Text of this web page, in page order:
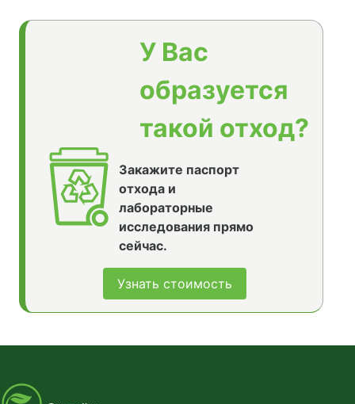
У Вас
образуется
такой отход?
Закажите паспорт
отхода и
лабораторные
исследования прямо
сейчас.
Узнать стоимость